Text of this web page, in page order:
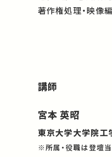
著作権処理・映像
講師
宮本 英昭
東京大学大学院工
※所属・役職は登壇当